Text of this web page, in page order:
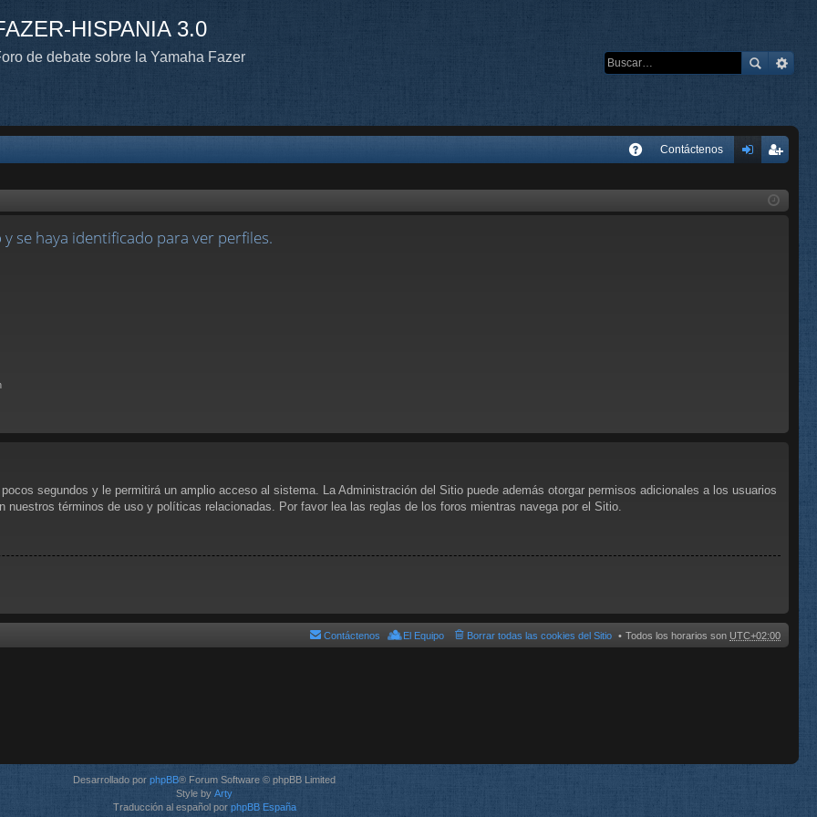
HISPANIA 3.0
de debate sobre la Yamaha Fazer
Contáctenos
ist
se haya identificado para ver perfiles.
segundos y le permitirá un amplio acceso al sistema. La Administración del Sitio puede además otorgar permisos adicionales a los usuarios
términos de uso y políticas relacionadas. Por favor lea las reglas de los foros mientras navega por el Sitio.
Todos los horarios son UTC+02:00
Borrar todas las cookies del Sitio
El Equipo
Contáctenos
Desarrollado por phpBB® Forum Software © phpBB Limited
Style by Arty
Traducción al español por phpBB España